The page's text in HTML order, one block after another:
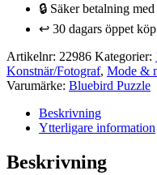
🔒 Säker betalning
↩️ 30 dagars öppet köp
Artikelnr: 22986 Kategorier:
Konstnär/Fotograf, Mode &
Varumärke: Bluebird Puzzle
Beskrivning
Ytterligare information
Beskrivning